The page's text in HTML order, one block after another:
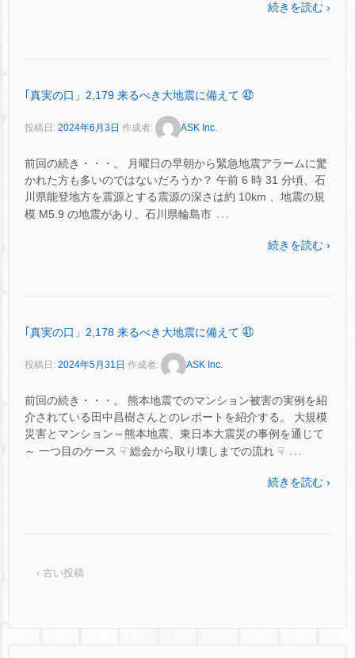
続きを読む ›
｢真実の口」2,179 来るべき大地震に備えて ㊷
投稿日: 2024年6月3日 作成者: ASK Inc.
前回の続き・・・。 月曜日の早朝から緊急地震アラームに驚
かれた方も多いのではないだろうか？ 午前 6 時 31 分頃、石
川県能登地方を震源とする震源の深さは約 10km 、地震の規
模 M5.9 の地震があり、石川県輪島市 …
続きを読む ›
｢真実の口」2,178 来るべき大地震に備えて ㊶
投稿日: 2024年5月31日 作成者: ASK Inc.
前回の続き・・・。 熊本地震でのマンション被害の実例を紹
介されている田中昌樹さんとのレポートを紹介する。 大規模
災害とマンション～熊本地震、東日本大震災の事例を通じて
～ 一つ目のケース ☟ 総会から取り壊しまでの流れ ☟ …
続きを読む ›
‹ 古い投稿